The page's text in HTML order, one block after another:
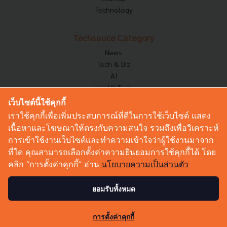
Technology
Techsauce Category
News
Tech & Biz
AI
HealthTech
Corp Innov
Saucy Thoughts
Based On
Sustainable
Videos
Podcast
© Copyright 2026 :Techsauce All rights reserved.
เว็บไซต์นี้ใช้คุกกี้
เราใช้คุกกี้เพื่อเพิ่มประสบการณ์ที่ดีในการใช้เว็บไซต์ แสดง
เนื้อหาและโฆษณาให้ตรงกับความสนใจ รวมถึงเพื่อวิเคราะห์
การเข้าใช้งานเว็บไซต์และทำความเข้าใจว่าผู้ใช้งานมาจาก
ที่ใด คุณสามารถเลือกตั้งค่าความยินยอมการใช้คุกกี้ได้ โดย
คลิก “การตั้งค่าคุกกี้” อ่าน นโยบายความเป็นส่วนตัว
ยอมรับทั้งหมด
การตั้งค่าคุกกี้